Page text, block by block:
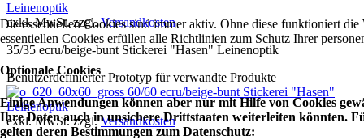
Leinenoptik
exkl. MwSt. zzgl.Versandkosten
35/35 ecru/beige-bunt Stickerei "Hasen" Leinenoptik
Benutzerdefinierter Prototyp für verwandte Produkte
60/60 ecru/beige-bunt Stickerei "Hasen"
Leinenoptik
exkl. MwSt. zzgl.Versandkosten
Die essentiellen Cookies sind immer aktiv. Ohne diese funktioniert die
essentiellen Cookies erfüllen alle Richtlinien zum Schutz Ihrer
Optionale Cookies
Einige Anwendungen können aber nur mit Hilfe von Cookies
Ihre Daten auch in unsichere Drittstaaten weiterleiten könnten.
gelten deren Bestimmungen zum Datenschutz: